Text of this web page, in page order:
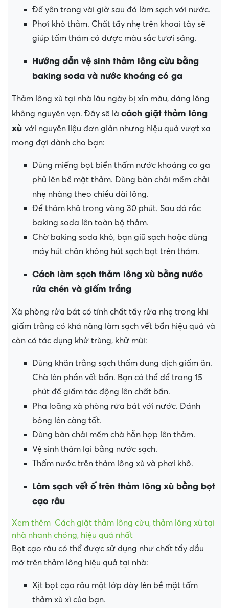
Để yên trong vài giờ sau đó làm sạch với nước.
Phơi khô thảm. Chất tẩy nhẹ trên khoai tây sẽ
giúp tấm thảm có được màu sắc tươi sáng.
Hướng dẫn vệ sinh thảm lông cừu bằng
baking soda và nước khoáng có ga
Thảm lông xù tại nhà lâu ngày bị xỉn màu, dáng lông
không nguyên vẹn. Đây sẽ là cách giặt thảm lông
xù với nguyên liệu đơn giản nhưng hiệu quả vượt xa
mong đợi dành cho bạn:
Dùng miếng bọt biển thấm nước khoáng co ga
phủ lên bề mặt thảm. Dùng bàn chải mềm chải
nhẹ nhàng theo chiều dài lông.
Để thảm khô trong vòng 30 phút. Sau đó rắc
baking soda lên toàn bộ thảm.
Chờ baking soda khô, bạn giũ sạch hoặc dùng
máy hút chân không hút sạch bọt trên thảm.
Cách làm sạch thảm lông xù bằng nước
rửa chén và giấm trắng
Xà phòng rửa bát có tính chất tẩy rửa nhẹ trong khi
giấm trắng có khả năng làm sạch vết bẩn hiệu quả và
còn có tác dụng khử trùng, khử mùi:
Dùng khăn trắng sạch thấm dung dịch giấm ăn.
Chà lên phần vết bẩn. Bạn có thể để trong 15
phút để giấm tác động lên chất bẩn.
Pha loãng xà phòng rửa bát với nước. Đánh
bông lên càng tốt.
Dùng bàn chải mềm chà hỗn hợp lên thảm.
Vệ sinh thảm lại bằng nước sạch.
Thấm nước trên thảm lông xù và phơi khô.
Làm sạch vết ố trên thảm lông xù bằng bọt
cạo râu
Xem thêm Cách giặt thảm lông cừu, thảm lông xù tại
nhà nhanh chóng, hiệu quả nhất
Bọt cạo râu có thể được sử dụng như chất tẩy dầu
mỡ trên thảm lông hiệu quả tại nhà:
Xịt bọt cạo râu một lớp dày lên bề mặt tấm
thảm xù xì của bạn.